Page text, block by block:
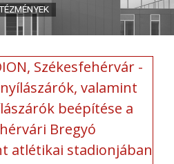
Székesfehérvár -
valamint
beépítése a
Bregyó
atlétikai stadionjában